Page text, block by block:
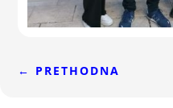
← PRETHODNA